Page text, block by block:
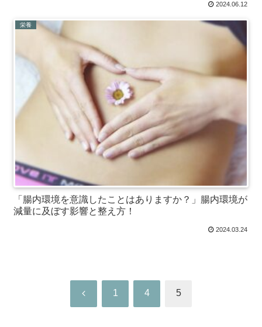
2024.06.12
栄養
「腸内環境を意識したことはありますか？」腸内環境が
減量に及ぼす影響と整え方！
2024.03.24
前 1 4 5